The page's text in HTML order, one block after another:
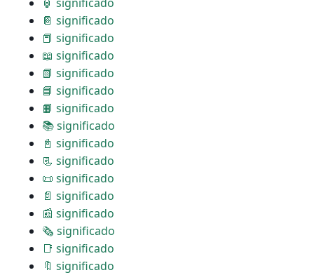
📔 significado
📕 significado
📖 significado
📗 significado
📘 significado
📙 significado
📚 significado
📓 significado
📃 significado
📜 significado
📄 significado
📰 significado
🗞 significado
📑 significado
🔖 significado